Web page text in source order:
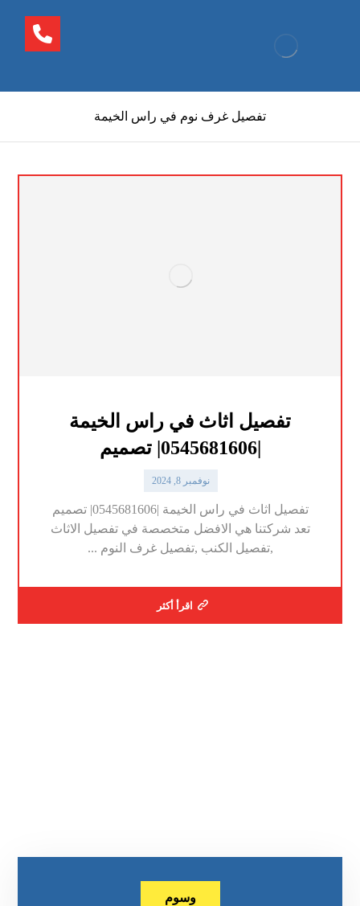
تفصيل غرف نوم في راس الخيمة
تفصيل اثاث في راس الخيمة
|0545681606| تصميم
نوفمبر 8, 2024
تفصيل اثاث في راس الخيمة |0545681606| تصميم
تعد شركتنا هي الافضل متخصصة في تفصيل الاثاث
,تفصيل الكنب ,تفصيل غرف النوم ...
اقرأ أكثر
وسوم